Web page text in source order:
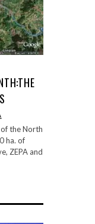
the North
ha. of
ZEPA and